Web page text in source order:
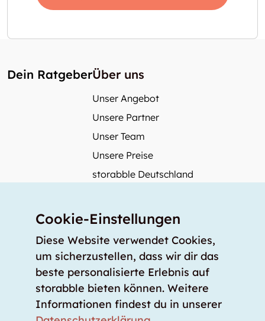
Dein RatgeberÜber uns
Unser Angebot
Unsere Partner
Unser Team
Unsere Preise
storabble Deutschland
Mehr über storabble
Medienbeiträge
Wie gross muss ein Lagerraum sein?
Was kostet ein Lagerraum?
Für Lageranbieter
Cookie-Einstellungen
Diese Website verwendet Cookies,
um sicherzustellen, dass wir dir das
beste personalisierte Erlebnis auf
storabble bieten können. Weitere
Informationen findest du in unserer